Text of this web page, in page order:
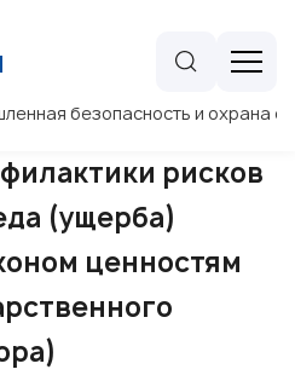
безопасность и охрана
рисков
(ущерба)
ценностям